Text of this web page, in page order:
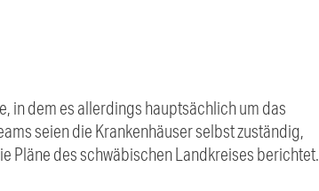
in dem es allerdings hauptsächlich um das
seien die Krankenhäuser selbst zuständig,
Pläne des schwäbischen Landkreises berichtet.